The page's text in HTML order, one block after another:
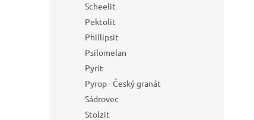
Scheelit
Pektolit
Phillipsit
Psilomelan
Pyrit
Pyrop - Český granát
Sádrovec
Stolzit